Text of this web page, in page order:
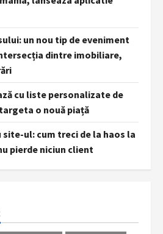
un nou tip de eveniment
dintre imobiliare,
cu liste personalizate de
o nouă piață
site-ul: cum treci de la haos la
pierde niciun client